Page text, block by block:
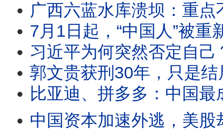
广西六蓝水库溃坝：重点不是洪水有多
7月1日起，“中国人”被重新定义！一部新法律
习近平为何突然否定自己？昨天是功
郭文贵获刑30年，只是结局：值得复盘的
比亚迪、拼多多：中国最成功的两个神
中国资本加速外逃，美股却越涨越高